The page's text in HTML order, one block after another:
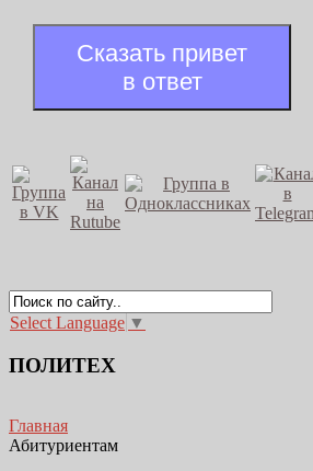
Сказать привет
в ответ
Select Language ▼
ПОЛИТЕХ
Главная
Абитуриентам